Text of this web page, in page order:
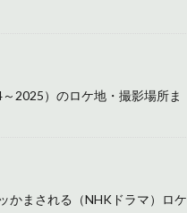
2025）のロケ地・撮影場所ま
かまされる（NHKドラマ）ロケ